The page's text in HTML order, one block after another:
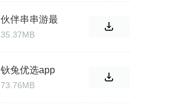
伙伴串串游最
新版
35.37MB
钬兔优选app
73.76MB